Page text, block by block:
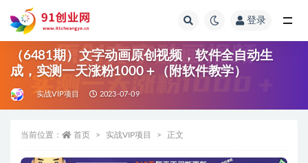
登录
（6481期）文字动画原创视频，软件全自动生
成，实测一天涨粉1000＋（附软件教学）
实战VIP项目 2023-07-09
当前位置： 首页 实战VIP项目 正文